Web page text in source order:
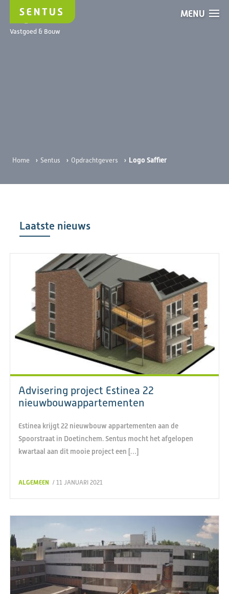
Vastgoed & Bouw
MENU
Logo Saffier
Home › Sentus › Opdrachtgevers › Logo Saffier
Laatste nieuws
Advisering project Estinea 22
nieuwbouwappartementen
Estinea krijgt 22 nieuwbouw appartementen aan de
Spoorstraat in Doetinchem. Sentus mocht het afgelopen
kwartaal aan dit mooie project een […]
ALGEMEEN / 11 JANUARI 2021